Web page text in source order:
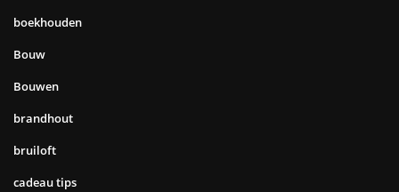
boekhouden
Bouw
Bouwen
brandhout
bruiloft
cadeau tips